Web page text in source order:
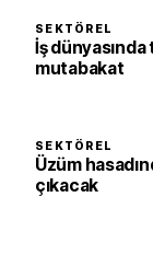
SEKTÖREL
İş dünyasında
mutabakat
SEKTÖREL
Üzüm
çıkacak